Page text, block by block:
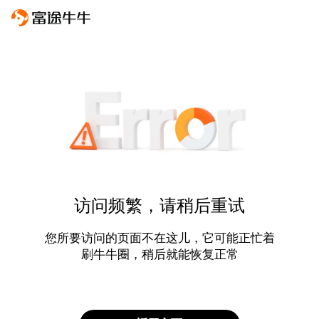
访问频繁，请稍后重试
您所要访问的页面不在这儿，它可能正忙着
刷牛牛圈，稍后就能恢复正常